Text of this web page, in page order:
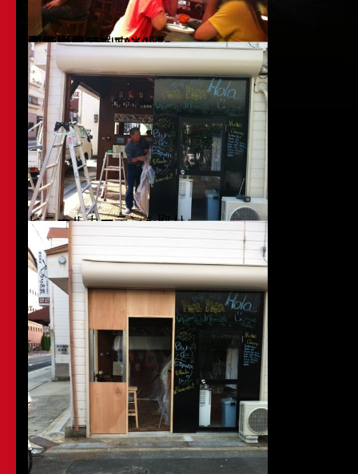
楽し過ぎて
久々に酔っ払いました
阿倍野のTSUTAYA隣
二階にあります
さて今日は
ビニールカーテンを取り